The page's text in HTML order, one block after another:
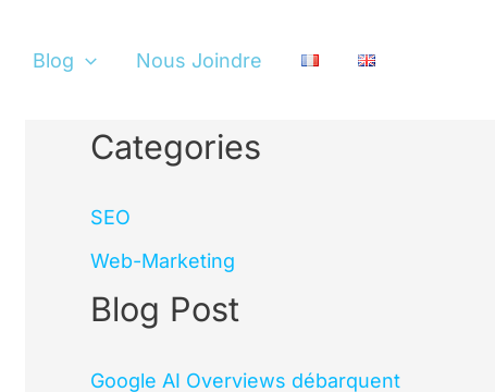
Blog Nous Joindre
Categories
SEO
Web-Marketing
Blog Post
Google AI Overviews débarquent